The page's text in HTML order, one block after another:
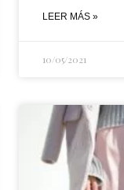
LEER MÁS »
10/05/2021